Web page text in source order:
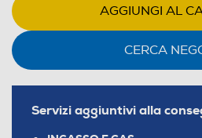
AGGIUNGI AL
CERCA
Servizi aggiuntivi alla